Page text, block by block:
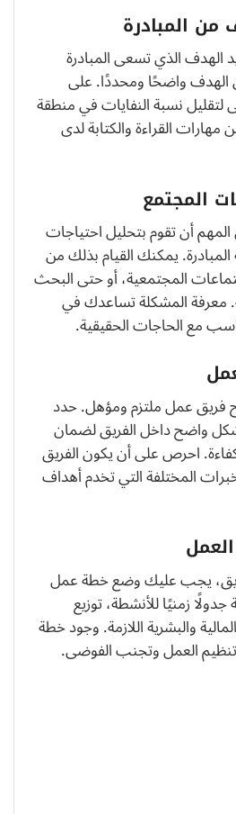
الهدف الذي تسعى المبادرة
واضحًا ومحددًا. على
نسبة النفايات في منطقة
القراءة والكتابة لدى
أن تقوم بتحليل احتياجات
يمكنك القيام بذلك من
المجتمعية، أو حتى البحث
معرفة المشكلة تساعدك في
مع الحاجات الحقيقية.
عمل ملتزم ومؤهل. حدد
واضح داخل الفريق لضمان
احرص على أن يكون الفريق
المختلفة التي تخدم أهداف
يجب عليك وضع خطة عمل
زمنيًا للأنشطة، توزيع
والبشرية اللازمة. وجود خطة
العمل وتجنب الفوضى.